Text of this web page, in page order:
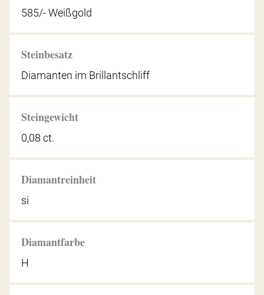
585/- Weißgold
Steinbesatz
Diamanten im Brillantschliff
Steingewicht
0,08 ct.
Diamantreinheit
si
Diamantfarbe
H